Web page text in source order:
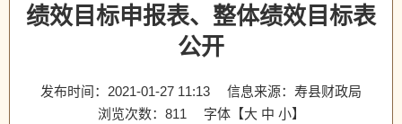
绩效目标申报表、整体绩效目标表
公开
发布时间：2021-01-27 11:13
信息来源：寿县财政局
浏览次数： 811 字体【大 中 小】